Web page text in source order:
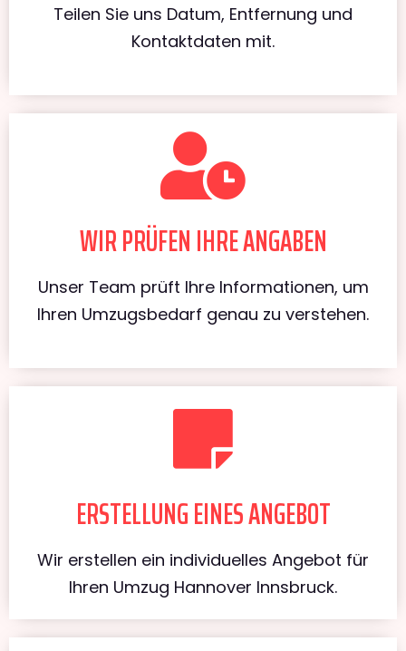
Teilen Sie uns Datum, Entfernung und
Kontaktdaten mit.
WIR PRÜFEN IHRE ANGABEN
Unser Team prüft Ihre Informationen, um
Ihren Umzugsbedarf genau zu verstehen.
ERSTELLUNG EINES ANGEBOT
Wir erstellen ein individuelles Angebot für
Ihren Umzug Hannover Innsbruck.